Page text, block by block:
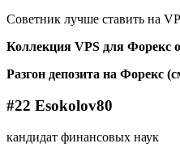
Советник лучше ставить на
Коллекция VPS для Форекс
Разгон депозита на Форекс
#22 Esokolov80
кандидат финансовых наук